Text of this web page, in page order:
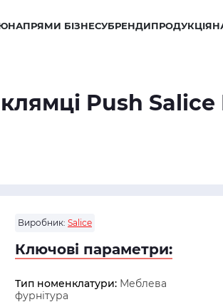
НАПРЯМИ БІЗНЕСУБРЕНДИПРОДУКЦІЯ
Push Salice
Виробник: Salice
Ключові параметри:
Тип номенклатури: Меблева
фурнітура